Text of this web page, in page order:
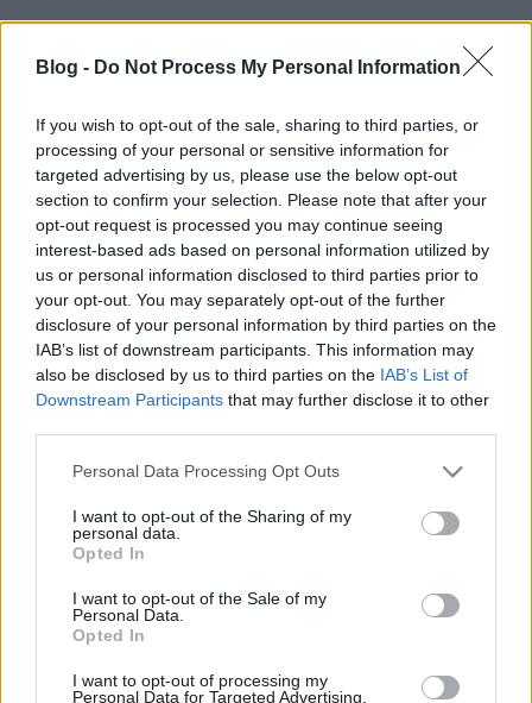
Blog - Do Not Process My Personal Information
If you wish to opt-out of the sale, sharing to third parties, or
processing of your personal or sensitive information for
targeted advertising by us, please use the below opt-out
section to confirm your selection. Please note that after your
opt-out request is processed you may continue seeing
interest-based ads based on personal information utilized by
us or personal information disclosed to third parties prior to
your opt-out. You may separately opt-out of the further
disclosure of your personal information by third parties on the
IAB’s list of downstream participants. This information may
also be disclosed by us to third parties on the IAB’s List of
Downstream Participants that may further disclose it to other
Please note that this website/app uses one or more Google
not limited to your visit or usage behaviour. You may click to
grant or deny consent to Google and its third-party tags to
use your data for below specified purposes in below Google
consent section.
Personal Data Processing Opt Outs
I want to opt-out of the Sharing of my
personal data.
Opted In
I want to opt-out of the Sale of my
Personal Data.
Opted In
I want to opt-out of processing my
Personal Data for Targeted Advertising.
Címkék: sorozat horror guillermo del toro netflix
Ajánlott bejegyzések:
Kettősen mér a Médiatanács mércéje
sorozatbizniszbe
Huszti Kata nyerte az első Exatlon
Hungaryt
Zsinórban a második Trónok harca-rész